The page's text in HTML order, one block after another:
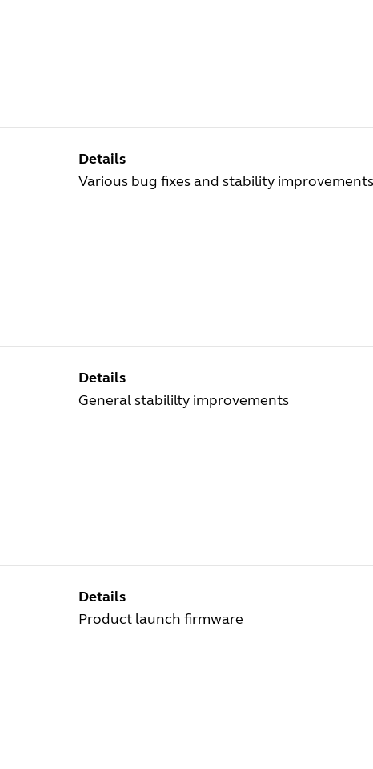
Details
Various bug fixes and stability improvements
Details
General stabililty improvements
Details
Product launch firmware